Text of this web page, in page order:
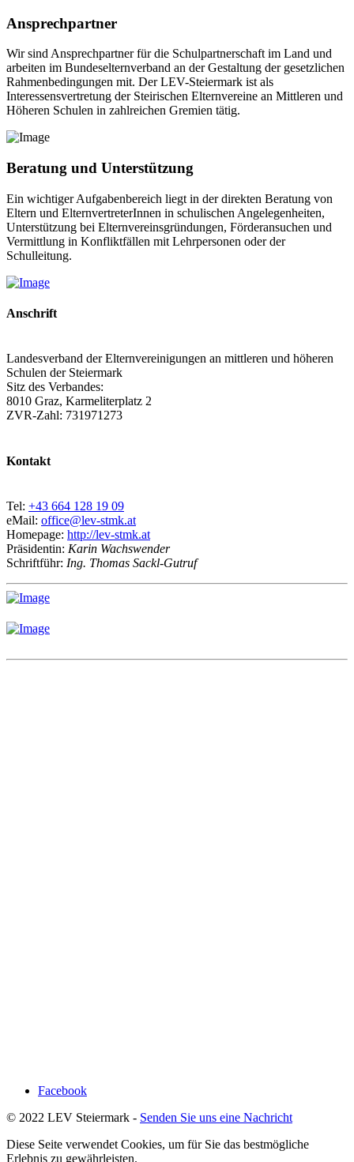
Ansprechpartner
Wir sind Ansprechpartner für die Schulpartnerschaft im Land und
arbeiten im Bundeselternverband an der Gestaltung der gesetzlichen
Rahmenbedingungen mit. Der LEV-Steiermark ist als
Interessensvertretung der Steirischen Elternvereine an Mittleren und
Höheren Schulen in zahlreichen Gremien tätig.
Beratung und Unterstützung
Ein wichtiger Aufgabenbereich liegt in der direkten Beratung von
Eltern und ElternvertreterInnen in schulischen Angelegenheiten,
Unterstützung bei Elternvereinsgründungen, Förderansuchen und
Vermittlung in Konfliktfällen mit Lehrpersonen oder der
Schulleitung.
Anschrift
Landesverband der Elternvereinigungen an mittleren und höheren
Schulen der Steiermark
Sitz des Verbandes:
8010 Graz, Karmeliterplatz 2
ZVR-Zahl: 731971273
Kontakt
Tel: +43 664 128 19 09
eMail: office@lev-stmk.at
Homepage: http://lev-stmk.at
Präsidentin: Karin Wachswender
Schriftführ: Ing. Thomas Sackl-Gutruf
Facebook
© 2022 LEV Steiermark - Senden Sie uns eine Nachricht
Diese Seite verwendet Cookies, um für Sie das bestmögliche
Erlebnis zu gewährleisten.